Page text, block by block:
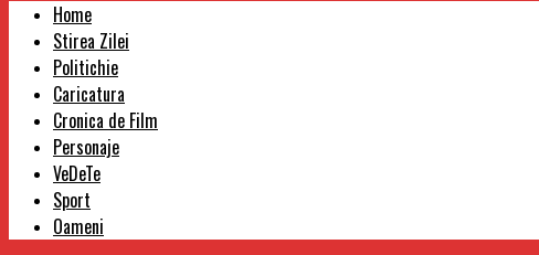
Home
Stirea Zilei
Politichie
Caricatura
Cronica de Film
Personaje
VeDeTe
Sport
Oameni